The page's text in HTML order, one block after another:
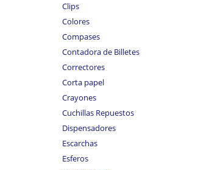
Clips
Colores
Compases
Contadora de Billetes
Correctores
Corta papel
Crayones
Cuchillas Repuestos
Dispensadores
Escarchas
Esferos